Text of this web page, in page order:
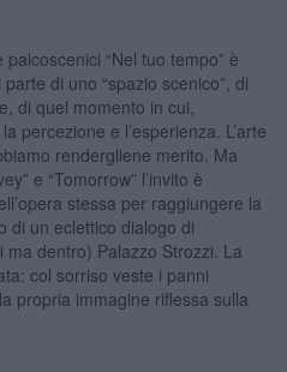
“Nel tuo tempo” è
di uno “spazio scenico”, di
di quel momento in cui,
percezione e l’esperienza. L’arte
rendergliene merito. Ma
e “Tomorrow” l’invito è
stessa per raggiungere la
di un eclettico dialogo di
dentro) Palazzo Strozzi. La
col sorriso veste i panni
propria immagine riflessa sulla